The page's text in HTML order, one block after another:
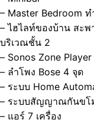
– Master Bedroom
– ไฮไลท์ของบ้าน สะ
บริเวณชั้น 2
– Sonos Zone
– ลำโพง Bose 4 จุด
– ระบบ Home
– ระบบสัญญาณกันขโ
– แอร์ 7 เครื่อง